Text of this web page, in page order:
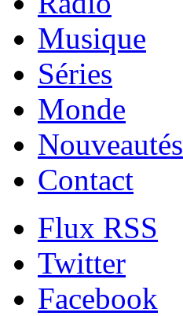
Musique
Séries
Monde
Nouveautés
Contact
Flux RSS
Twitter
Facebook